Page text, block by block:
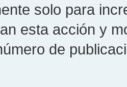
solo para
esta acción y
de